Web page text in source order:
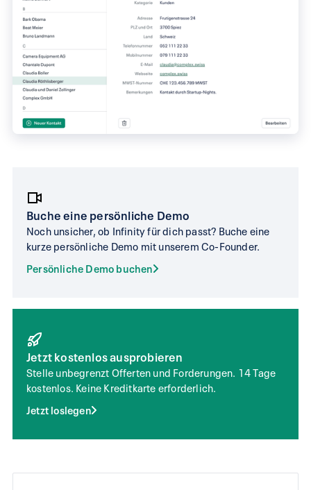
Buche eine persönliche Demo
Noch unsicher, ob Infinity für dich passt? Buche eine
kurze persönliche Demo mit unserem Co-Founder.
Persönliche Demo buchen
Jetzt kostenlos ausprobieren
Stelle unbegrenzt Offerten und Forderungen. 14 Tage
kostenlos. Keine Kreditkarte erforderlich.
Jetzt loslegen